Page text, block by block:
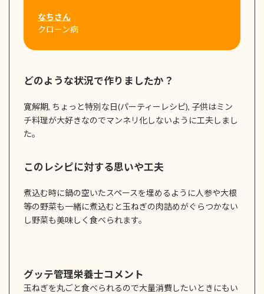
なちさん
クローン病
どのような状況で作りましたか？
寛解期, ちょっと特別な日(パーティーレシピ), 子供はミン
チ料理が大好きなのでマンネリ化しないように工夫しまし
た。
このレシピに対する思いや工夫
煮込む時に鍋の空いたスペースを埋めるように人参や大根
等の野菜も一緒に煮込むと玉ねぎの肉詰めがぐらつかない
し野菜も美味しく食べられます。
グッテ管理栄養士コメント
玉ねぎを丸ごと食べられるので大量消費したいときにもい